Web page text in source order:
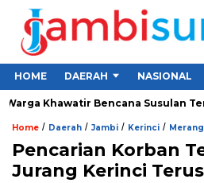
HOME DAERAH NASIONAL
Khawatir Bencana Susulan
Home / Daerah / Jambi / Kerinci /
Pencarian Korban
Jurang Kerinci